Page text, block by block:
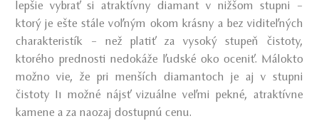
lepšie vybrať si atraktívny diamant v nižšom stupni –
ktorý je ešte stále voľným okom krásny a bez viditeľných
charakteristík – než platiť za vysoký stupeň čistoty,
ktorého prednosti nedokáže ľudské oko oceniť. Málokto
možno vie, že pri menších diamantoch je aj v stupni
čistoty I1 možné nájsť vizuálne veľmi pekné, atraktívne
kamene a za naozaj dostupnú cenu.